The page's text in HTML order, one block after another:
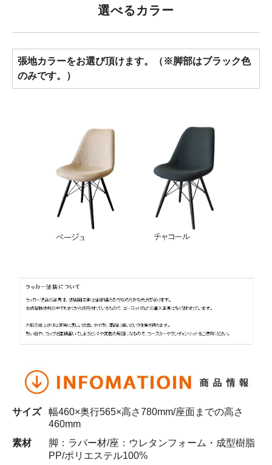
選べるカラー
張地カラーをお選び頂けます。（※脚部はブラック色
のみです。）
サイズ
幅460×奥行565×高さ780mm/座面までの高さ
460mm
素材
脚：ラバー材/座：ウレタンフォーム・成型樹脂
PP/ポリエステル100%